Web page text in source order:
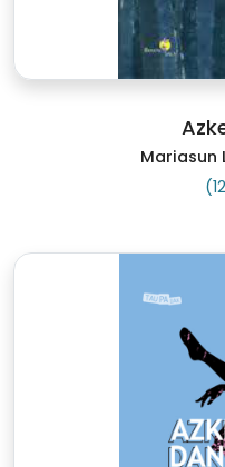
Mariasun